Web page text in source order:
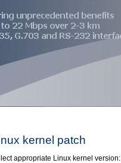
kernel patch
appropriate Linux kernel version: